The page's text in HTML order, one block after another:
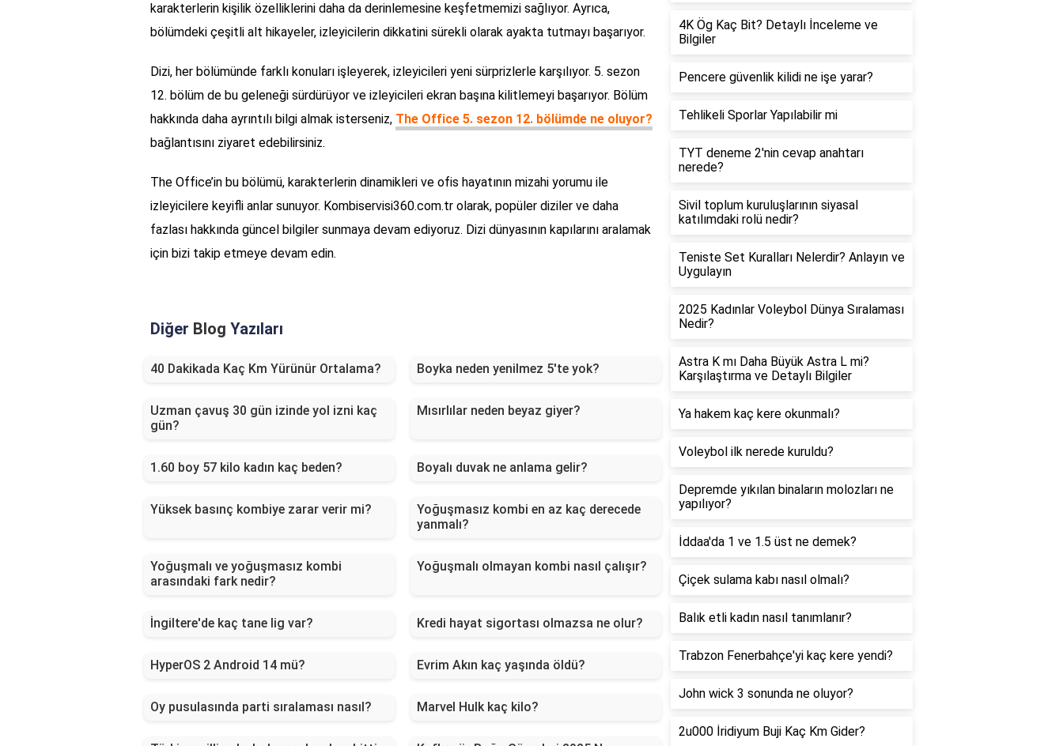
karakterlerin kişilik özelliklerini daha da derinlemesine keşfetmemizi sağlıyor. Ayrıca,
bölümdeki çeşitli alt hikayeler, izleyicilerin dikkatini sürekli olarak ayakta tutmayı başarıyor.
Dizi, her bölümünde farklı konuları işleyerek, izleyicileri yeni sürprizlerle karşılıyor. 5. sezon
12. bölüm de bu geleneği sürdürüyor ve izleyicileri ekran başına kilitlemeyi başarıyor. Bölüm
hakkında daha ayrıntılı bilgi almak isterseniz, The Office 5. sezon 12. bölümde ne oluyor?
bağlantısını ziyaret edebilirsiniz.
The Office’in bu bölümü, karakterlerin dinamikleri ve ofis hayatının mizahi yorumu ile
izleyicilere keyifli anlar sunuyor. Kombiservisi360.com.tr olarak, popüler diziler ve daha
fazlası hakkında güncel bilgiler sunmaya devam ediyoruz. Dizi dünyasının kapılarını aralamak
için bizi takip etmeye devam edin.
Diğer Blog Yazıları
40 Dakikada Kaç Km Yürünür Ortalama? Boyka neden yenilmez 5'te yok?
Uzman çavuş 30 gün izinde yol izni kaç
gün?
Mısırlılar neden beyaz giyer?
1.60 boy 57 kilo kadın kaç beden? Boyalı duvak ne anlama gelir?
Yüksek basınç kombiye zarar verir mi?
Yoğuşmasız kombi en az kaç derecede
yanmalı?
Yoğuşmalı ve yoğuşmasız kombi
arasındaki fark nedir?
Yoğuşmalı olmayan kombi nasıl çalışır?
İngiltere'de kaç tane lig var? Kredi hayat sigortası olmazsa ne olur?
HyperOS 2 Android 14 mü? Evrim Akın kaç yaşında öldü?
Oy pusulasında parti sıralaması nasıl? Marvel Hulk kaç kilo?
4K Ög Kaç Bit? Detaylı İnceleme ve
Bilgiler
Pencere güvenlik kilidi ne işe yarar?
Tehlikeli Sporlar Yapılabilir mi
TYT deneme 2'nin cevap anahtarı
nerede?
Sivil toplum kuruluşlarının siyasal
katılımdaki rolü nedir?
Teniste Set Kuralları Nelerdir? Anlayın ve
Uygulayın
2025 Kadınlar Voleybol Dünya Sıralaması
Nedir?
Astra K mı Daha Büyük Astra L mi?
Karşılaştırma ve Detaylı Bilgiler
Ya hakem kaç kere okunmalı?
Voleybol ilk nerede kuruldu?
Depremde yıkılan binaların molozları ne
yapılıyor?
İddaa'da 1 ve 1.5 üst ne demek?
Çiçek sulama kabı nasıl olmalı?
Balık etli kadın nasıl tanımlanır?
Trabzon Fenerbahçe'yi kaç kere yendi?
John wick 3 sonunda ne oluyor?
2u000 İridiyum Buji Kaç Km Gider?